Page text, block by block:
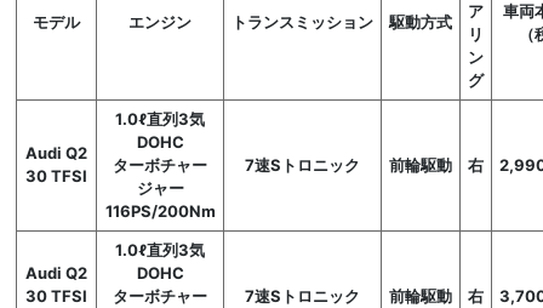
モデル エンジン トランスミッション 駆動方式
ア
リ
ン
グ
車両
Audi Q2
30 TFSI
1.0ℓ直列3気
DOHC
ターボチャー
ジャー
116PS/200Nm
7速Sトロニック 前輪駆動 右
Audi Q2
30 TFSI
1.0ℓ直列3気
DOHC
ターボチャー
7速Sトロニック 前輪駆動 右